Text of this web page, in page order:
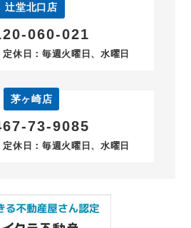
辻堂北口店
060-021
休日：毎週火曜日、水曜日
茅ヶ崎店
73-9085
休日：毎週火曜日、水曜日